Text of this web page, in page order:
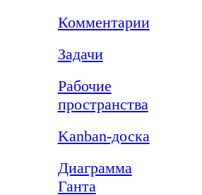
Комментарии
Задачи
Рабочие
пространства
Kanban-доска
Диаграмма
Ганта